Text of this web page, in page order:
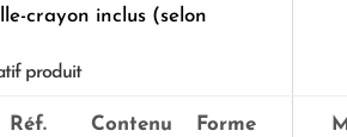
crayon inclus (selon
produit
Réf. Contenu Forme